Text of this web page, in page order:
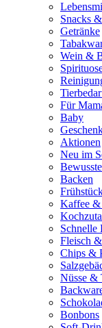
Snacks
Getränke
Wein &
Für
Baby
Aktionen
Neu im
Backen
Kaffee &
Schnelle
Fleisch
Chips &
Nüsse &
Bonbons